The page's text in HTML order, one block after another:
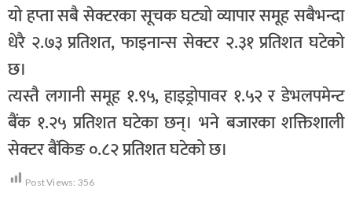
यो हप्ता सबै सेक्टरका सूचक घट्यो व्यापार समूह सबैभन्दा
धेरै २.७३ प्रतिशत, फाइनान्स सेक्टर २.३१ प्रतिशत घटेको
छ।
त्यस्तै लगानी समूह १.९५, हाइड्रोपावर १.५२ र डेभलपमेन्ट
बैंक १.२५ प्रतिशत घटेका छन्। भने बजारका शक्तिशाली
सेक्टर बैंकिङ ०.८२ प्रतिशत घटेको छ।
Post Views: 356